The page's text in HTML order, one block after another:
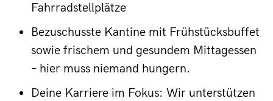
Fahrradstellplätze
Bezuschusste Kantine mit Frühstücksbuffet
sowie frischem und gesundem Mittagessen
– hier muss niemand hungern.
Deine Karriere im Fokus: Wir unterstützen